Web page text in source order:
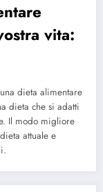
vita:
dieta alimentare
dieta che si adatti
Il modo migliore
attuale e